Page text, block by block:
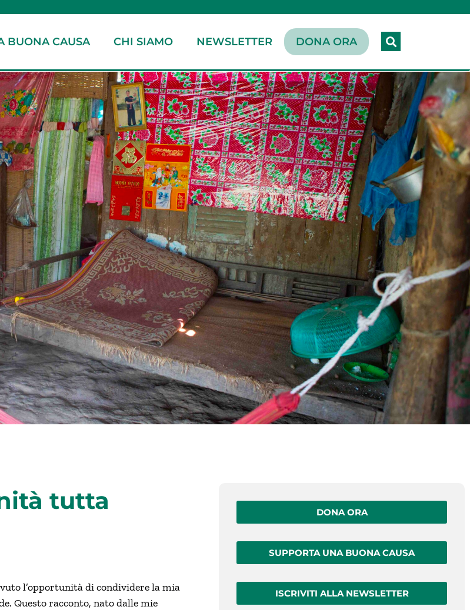
BUONA CAUSA CHI SIAMO NEWSLETTER DONA ORA
tutta
l’opportunità di condividere la mia
Questo racconto, nato dalle mie
DONA ORA
SUPPORTA UNA BUONA CAUSA
ISCRIVITI ALLA NEWSLETTER